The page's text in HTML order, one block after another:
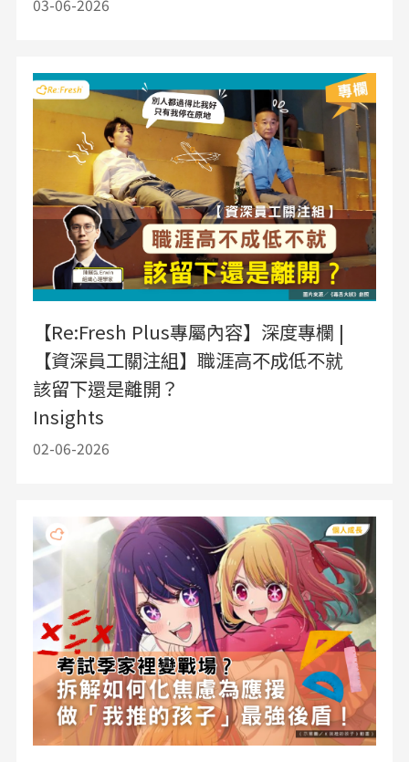
03-06-2026
【Re:Fresh Plus專屬內容】深度專欄 |
【資深員工關注組】職涯高不成低不就
該留下還是離開？
Insights
02-06-2026